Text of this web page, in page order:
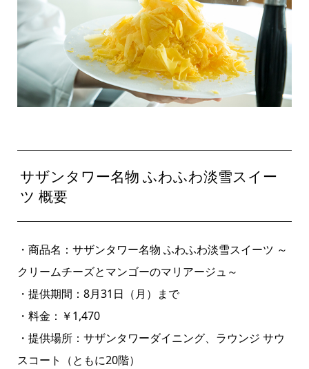
サザンタワー名物 ふわふわ淡雪スイー
ツ 概要
・商品名：サザンタワー名物 ふわふわ淡雪スイーツ ～
クリームチーズとマンゴーのマリアージュ～
・提供期間：8月31日（月）まで
・料金：￥1,470
・提供場所：サザンタワーダイニング、ラウンジ サウ
スコート（ともに20階）